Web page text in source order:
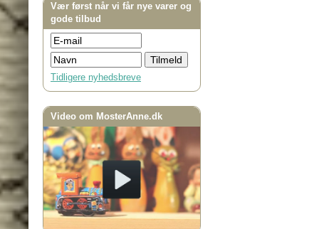
Vær først når vi får nye varer og
gode tilbud
Tidligere nyhedsbreve
Video om MosterAnne.dk